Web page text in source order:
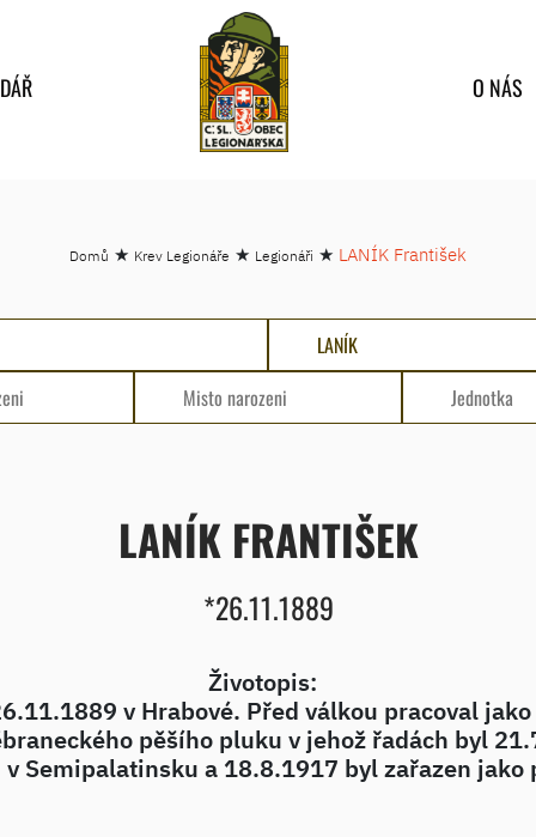
O NÁS
Domů ★ Krev Legionáře ★ Legionáři ★ LANÍK František
LANÍK FRANTIŠEK
*26.11.1889
Životopis:
v Hrabové. Před válkou pracoval
pěšího pluku v jehož řadách byl
Semipalatinsku a 18.8.1917 byl zařazen